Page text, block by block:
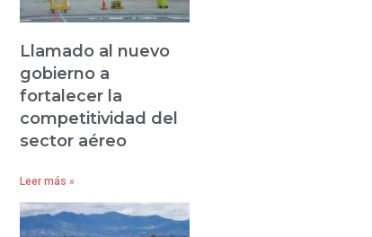
Llamado al nuevo
gobierno a
fortalecer la
competitividad del
sector aéreo
Leer más »